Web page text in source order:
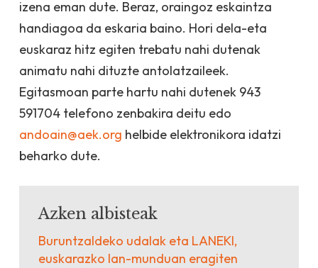
izena eman dute. Beraz, oraingoz eskaintza
handiagoa da eskaria baino. Hori dela-eta
euskaraz hitz egiten trebatu nahi dutenak
animatu nahi dituzte antolatzaileek.
Egitasmoan parte hartu nahi dutenek 943
591704 telefono zenbakira deitu edo
andoain@aek.org helbide elektronikora idatzi
beharko dute.
Azken albisteak
Buruntzaldeko udalak eta LANEKI,
euskarazko lan-munduan eragiten